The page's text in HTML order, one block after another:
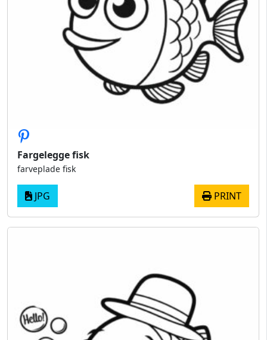
Fargelegge fisk
farveplade fisk
JPG PRINT